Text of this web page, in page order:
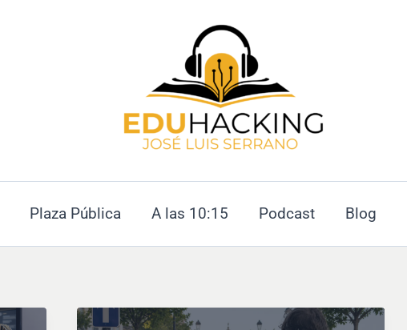
Plaza Pública A las 10:15 Podcast Blog